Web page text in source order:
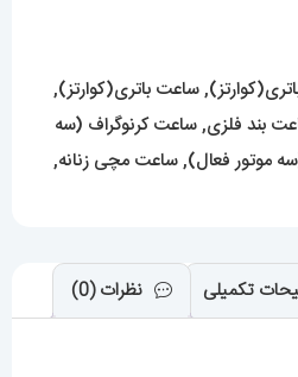
,ساعت باتری(کوارتز),
بند فلزی,ساعت کرنوگراف (سه
موتور فعال),ساعت مچی زنانه,
تکمیلی نظرات (0)